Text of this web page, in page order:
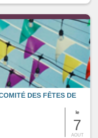
le
7
AOUT
DES FÊTES DE